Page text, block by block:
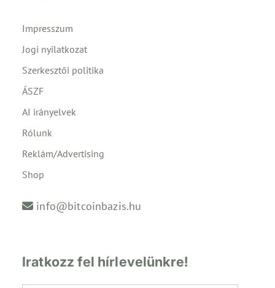
Impresszum
Jogi nyilatkozat
Szerkesztői politika
ÁSZF
AI irányelvek
Rólunk
Reklám/Advertising
Shop
info@bitcoinbazis.hu
Iratkozz fel hírlevelünkre!